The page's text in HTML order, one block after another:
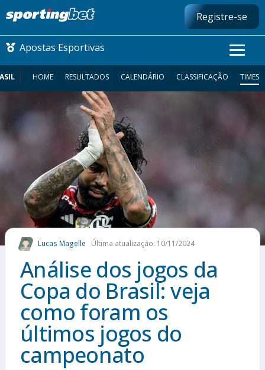
Registre-se
Apostas Esportivas
CONMEBOL LIBERTADORES
FUTEBOL NACIONAL
FUTEBOL INTERNACIONAL
COMO APOSTAR
MAIS ESPORTES
HOME RESULTADOS CALENDÁRIO CLASSIFICAÇÃO TIMES
Lucas Magelle Última atualização: 10/11/2024
Análise dos jogos da
Copa do Brasil: veja
como foram os
últimos jogos do
campeonato